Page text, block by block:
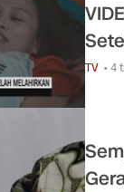
TV • 4